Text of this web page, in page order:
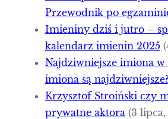
Przewodnik po
Imieniny dziś i jutro –
kalendarz imienin 2025
Najdziwniejsze imiona w
imiona są najdziwniejsze?
Krzysztof Stroiński czy
prywatne aktora (3 lipca,